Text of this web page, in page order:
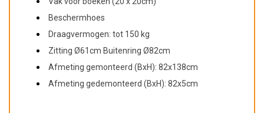
Beschermhoes
Draagvermogen: tot 150 kg
Zitting Ø61cm Buitenring Ø82cm
Afmeting gemonteerd (BxH): 82x138cm
Afmeting gedemonteerd (BxH): 82x5cm